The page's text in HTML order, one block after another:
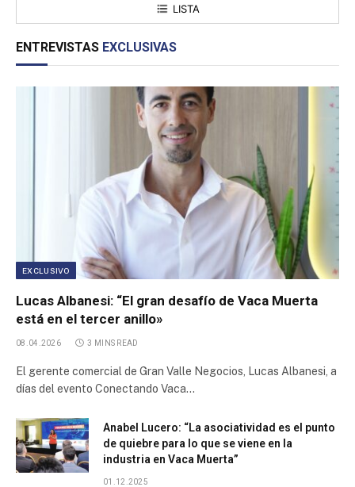
Sector Industrial Planificado (SIP) Chacabuco
Sector Industrial Planificado Mixto "Reconquista"
Parque Industrial Fernández Oro
Parque Industrial Allen
Parque Industrial Tucumán
Parque Industrial Cabo Negro
Parque Industrial Desarrollo Productivo
Parque Industrial La Reja
First Inner Trade Credit Corporation
Arquiza Trade Center
Parque Industrial Químico Petroquímico de la Provincia
de Neuquén
Parque Industrial Cañuelas
LISTA
ENTREVISTAS EXCLUSIVAS
EXCLUSIVO
Lucas Albanesi: “El gran desafío de Vaca Muerta
está en el tercer anillo»
08.04.2026 3 MINS READ
El gerente comercial de Gran Valle Negocios, Lucas Albanesi, a
días del evento Conectando Vaca…
Anabel Lucero: “La asociatividad es el punto
de quiebre para lo que se viene en la
industria en Vaca Muerta”
01.12.2025